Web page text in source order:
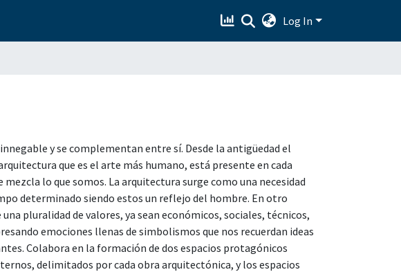
Log In
y se complementan entre sí. Desde la antigüedad el
que es el arte más humano, está presente en cada
lo que somos. La arquitectura surge como una necesidad
determinado siendo estos un reflejo del hombre. En otro
pluralidad de valores, ya sean económicos, sociales, técnicos,
emociones llenas de simbolismos que nos recuerdan ideas
Colabora en la formación de dos espacios protagónicos
delimitados por cada obra arquitectónica, y los espacios